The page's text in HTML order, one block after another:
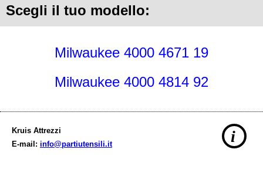
Scegli il tuo modello:
Milwaukee 4000 4671 19
Milwaukee 4000 4814 92
Kruis Attrezzi
E-mail: info@partiutensili.it i